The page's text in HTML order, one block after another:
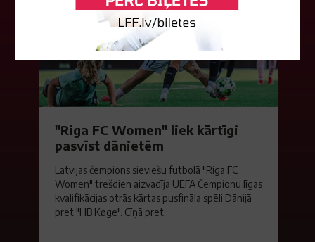
"Riga FC Women" liek kārtīgi
pasvīst dānietēm
Latvijas čempions sieviešu futbolā "Riga FC
Women" trešdien aizvadīja UEFA Čempionu līgas
kvalifikācijas otrās kārtas pusfināla spēli Dānijā
pret "HB Køge". Cīņā pret...